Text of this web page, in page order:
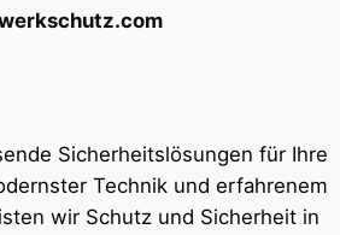
Sicherheitslösungen für Ihre
Technik und erfahrenem
wir Schutz und Sicherheit in